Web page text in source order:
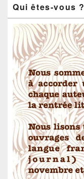
principale
de
widget
pour
barre
latérale
Qui êtes-vous ?